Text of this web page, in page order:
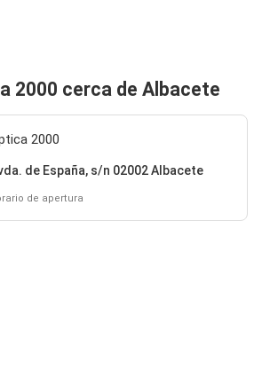
2000 cerca de Albacete
2000
de España, s/n 02002 Albacete
de apertura